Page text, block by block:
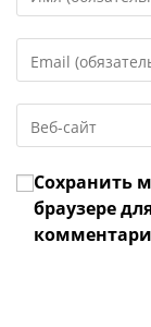
свое
или
имя
чтобы
свой
адрес,
чтобы
URL
веб-
сайта
(необязательно)
Сохранить
браузере